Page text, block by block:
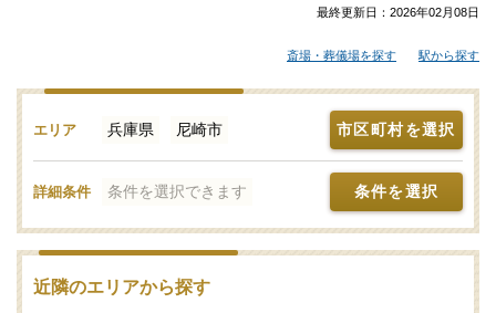
式など、手厚く真心のこもったサービスが魅力の葬儀屋さんから
せて選択することが大切です。各葬儀屋さんの特徴、おすすめの
葬儀社などをご覧ください。「みんなが選んだお葬式」では、基
準を満たした尼崎市対応の葬儀社・葬儀屋さんをご紹介しており
ます。少しでもご不明点などがあれば、些細と思われることでも
遠慮なく、24時間365日お電話でご相談いただけます。尼崎市の葬
儀社を比較検討の際に「信頼のおける葬儀屋さんはどこ？」など
さんをご案内いたしますので、あわせて新サービスなどの最新情
報をチェックするなど、しっかりと情報収集を行って信頼のおけ
そうな葬儀会社を探しましょう。
最終更新日： 2026年02月08日
斎場・葬儀場を探す 駅から探す
エリア 兵庫県 尼崎市 市区町村を選択
詳細条件 条件を選択できます 条件を選択
近隣のエリアから探す